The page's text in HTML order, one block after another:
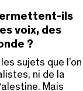
ils
voix, des
?
sujets que l’on
ni de la
Mais